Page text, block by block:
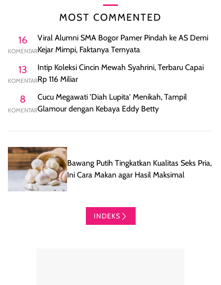
MOST COMMENTED
16
KOMENTAR
Viral Alumni SMA Bogor Pamer Pindah ke AS Demi
Kejar Mimpi, Faktanya Ternyata
13
KOMENTAR
Intip Koleksi Cincin Mewah Syahrini, Terbaru Capai
Rp 116 Miliar
8
KOMENTAR
Cucu Megawati 'Diah Lupita' Menikah, Tampil
Glamour dengan Kebaya Eddy Betty
Bawang Putih Tingkatkan Kualitas Seks Pria,
Ini Cara Makan agar Hasil Maksimal
INDEKS